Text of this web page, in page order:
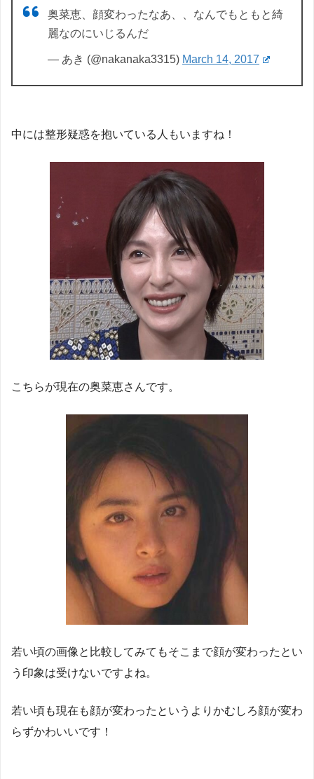
奥菜恵、顔変わったなあ、、なんでもともと綺
麗なのにいじるんだ
— あき (@nakanaka3315) March 14, 2017
中には整形疑惑を抱いている人もいますね！
こちらが現在の奥菜恵さんです。
若い頃の画像と比較してみてもそこまで顔が変わったとい
う印象は受けないですよね。
若い頃も現在も顔が変わったというよりかむしろ顔が変わ
らずかわいいです！